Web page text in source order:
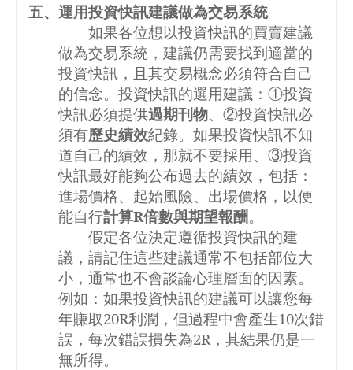
五、運用投資快訊建議做為交易系統
如果各位想以投資快訊的買賣建議
做為交易系統，建議仍需要找到適當的
投資快訊，且其交易概念必須符合自己
的信念。投資快訊的選用建議：①投資
快訊必須提供過期刊物、②投資快訊必
須有歷史績效紀錄。如果投資快訊不知
道自己的績效，那就不要採用、③投資
快訊最好能夠公布過去的績效，包括：
進場價格、起始風險、出場價格，以便
能自行計算R倍數與期望報酬。
假定各位決定遵循投資快訊的建
議，請記住這些建議通常不包括部位大
小，通常也不會談論心理層面的因素。
例如：如果投資快訊的建議可以讓您每
年賺取20R利潤，但過程中會產生10次錯
誤，每次錯誤損失為2R ，其結果仍是一
無所得。